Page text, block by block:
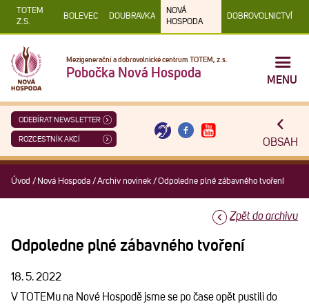
TOTEM
Z.S.
BOLEVEC DOUBRAVKA
NOVÁ
HOSPODA
DOBROVOLNICTVÍ
Mezigenerační a dobrovolnické centrum TOTEM, z.s.
Pobočka Nová Hospoda
MENU
ODEBÍRAT NEWSLETTER
ROZCESTNÍK AKCÍ OBSAH
Úvod / Nová Hospoda /Archiv novinek /Odpoledne plné zábavného tvoření
Zpět do archivu
Odpoledne plné zábavného tvoření
18. 5. 2022
V TOTEMu na Nové Hospodě jsme se po čase opět pustili do